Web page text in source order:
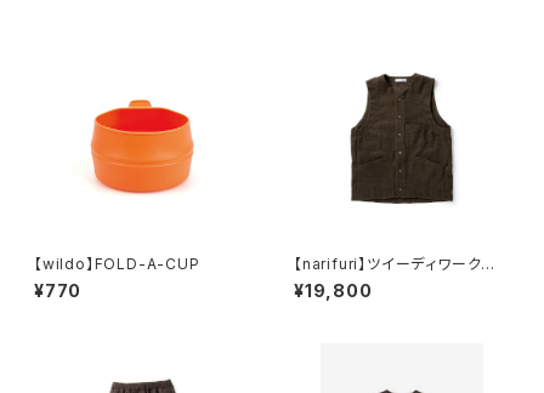
【wildo】FOLD-A-CUP
¥770
【narifuri】ツイーディワークベ
スト
¥19,800